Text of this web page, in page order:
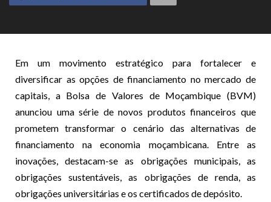
Em um movimento estratégico para fortalecer e
diversificar as opções de financiamento no mercado de
capitais, a Bolsa de Valores de Moçambique (BVM)
anunciou uma série de novos produtos financeiros que
prometem transformar o cenário das alternativas de
financiamento na economia moçambicana. Entre as
inovações, destacam-se as obrigações municipais, as
obrigações sustentáveis, as obrigações de renda, as
obrigações universitárias e os certificados de depósito.